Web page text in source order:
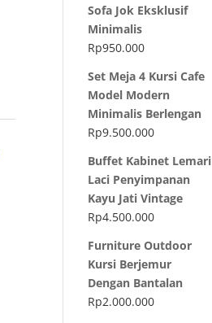
Sofa Jok Eksklusif
Minimalis
Rp950.000
Set Meja 4 Kursi Cafe
Model Modern
Minimalis Berlengan
Rp9.500.000
Buffet Kabinet Lemari
Laci Penyimpanan
Kayu Jati Vintage
Rp4.500.000
Furniture Outdoor
Kursi Berjemur
Dengan Bantalan
Rp2.000.000